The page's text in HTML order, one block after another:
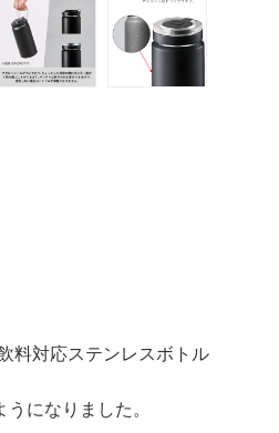
料対応ステンレスボトル
になりました。